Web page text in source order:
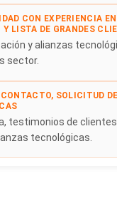
CON EXPERIENCIA
Y LISTA DE GRANDES
y alianzas
sector.
SOLICITUD
testimonios de
tecnológicas.